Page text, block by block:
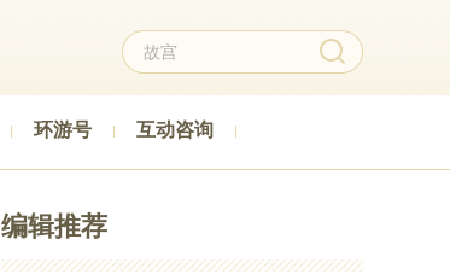
环游号 互动咨询
编辑推荐